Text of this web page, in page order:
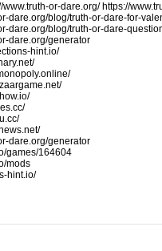
www.truth-or-dare.org/ https://
dare.org/blog/truth-or-dare-for-
dare.org/blog/truth-or-dare-
dare.org/generator
hint.io/
dare.org/generator
games/164604
mods
hint.io/